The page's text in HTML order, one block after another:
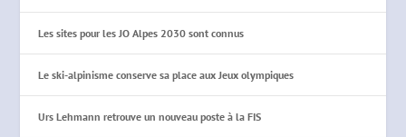
Les sites pour les JO Alpes 2030 sont connus
Le ski-alpinisme conserve sa place aux Jeux olympiques
Urs Lehmann retrouve un nouveau poste à la FIS